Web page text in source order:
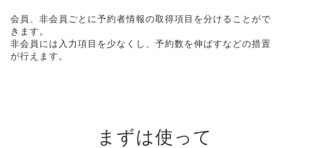
会員、非会員ごとに予約者情報の取得項目を分けることがで
きます。
非会員には入力項目を少なくし、予約数を伸ばすなどの措置
が行えます。
まずは使って